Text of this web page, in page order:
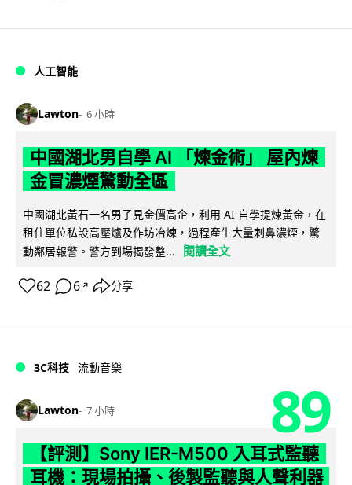
人工智能
Lawton 6 小時
中國湖北男自學 AI 「煉金術」 屋內煉
金冒濃煙驚動全區
中國湖北黃石一名男子見金價高企，利用 AI 自學提煉黃金，在
租住單位私設高壓爐及作坊冶煉，過程產生大量刺鼻濃煙，驚
動鄰居報警。警方到場揭發整...
閱讀全文
62 6 ↗ 分享
3C科技 流動音樂
Lawton 7 小時 89
【評測】Sony IER-M500 入耳式監聽
耳機：現場拍攝、後製監聽與人聲利器